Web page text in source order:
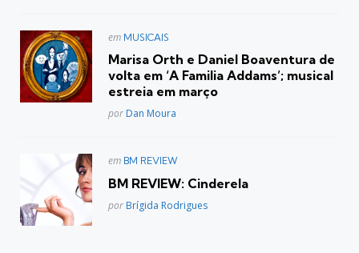
Postado
em MUSICAIS
Marisa Orth e Daniel Boaventura de
volta em ‘A Familia Addams’; musical
estreia em março
Posted
por Dan Moura
Postado
em BM REVIEW
BM REVIEW: Cinderela
Posted
por Brígida Rodrigues